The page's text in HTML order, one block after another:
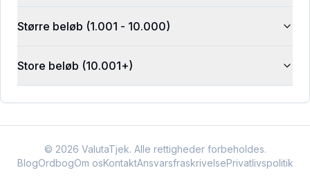
Større beløb (1.001 - 10.000)
Store beløb (10.001+)
© 2026 ValutaTjek. Alle rettigheder forbeholdes.
BlogOrdbogOm osKontaktAnsvarsfraskrivelsePrivatlivspolitik